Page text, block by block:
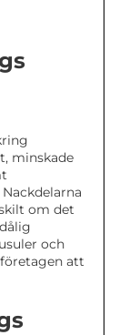
minskade
om det
och
att